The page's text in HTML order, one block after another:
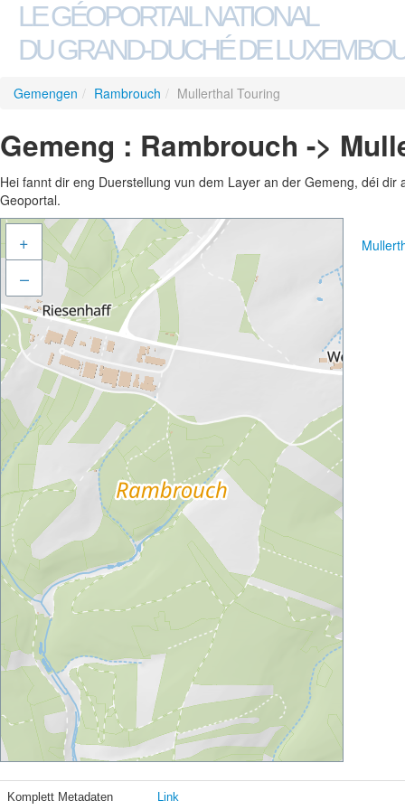
LE GÉOPORTAIL NATIONAL
DU GRAND-DUCHÉ DE
Gemengen / Rambrouch / Mullerthal Touring
Gemeng : Rambrouch ->
Hei fannt dir eng Duerstellung vun dem Layer an der Gemeng, déi
Geoportal.
+
–
Komplett Metadaten Link